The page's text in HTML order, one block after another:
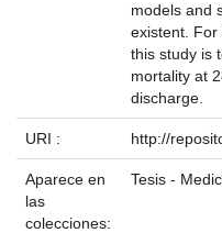
models and
existent. For
this study is
mortality at
discharge.
URI : http://
Aparece en
las
colecciones:
Tesis -